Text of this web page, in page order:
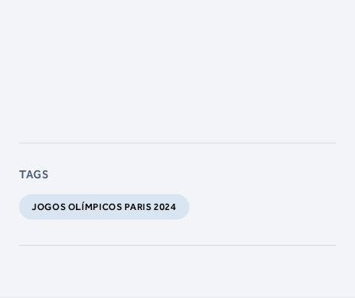
TAGS
JOGOS OLÍMPICOS PARIS 2024